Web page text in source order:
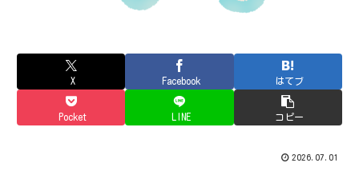
X Facebook はてブ
Pocket LINE コピー
2026.07.01